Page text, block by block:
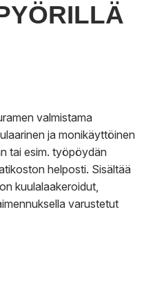
valmistama
ja monikäyttöinen
tai esim. työpöydän
helposti. Sisältää
kuulalaakeroidut,
varustetut